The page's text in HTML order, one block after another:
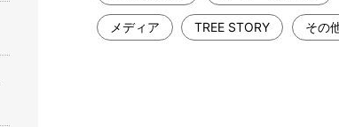
メディア TREE STORY その